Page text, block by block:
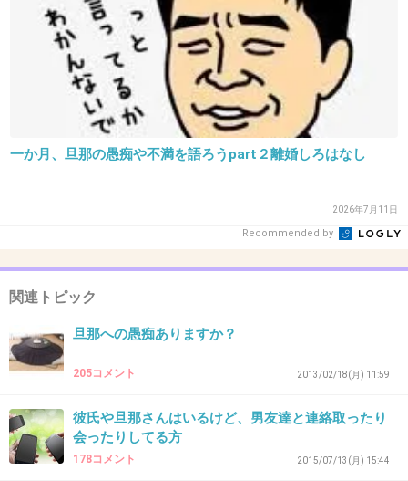
2019/04/04(木) 18:28:25
ちょっとネタにできて笑えるような愚痴なら全然良いんだ
ガチのやつはなんて言っていいか困るよね。
聞いて欲しいだけらしく、そろそろ飽きてきた。
32. 匿名2019/04/04(木) 18:39:02
>>27
無神経だよね。
一か月、旦那の愚痴や不満を語ろうpart２離婚しろはなし
2026年7月11日
Recommended by
関連トピック
旦那への愚痴ありますか？
205コメント 2013/02/18(月) 11:59
彼氏や旦那さんはいるけど、男友達と連絡取ったり
会ったりしてる方
178コメント 2015/07/13(月) 15:44